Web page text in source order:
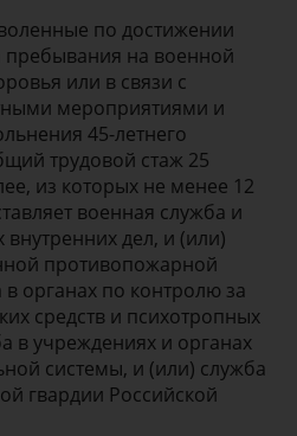
по достижении
пребывания на военной
или в связи с
мероприятиями и
45-летнего
трудовой стаж 25
из которых не менее 12
военная служба и
внутренних дел, и (или)
противопожарной
органах по контролю за
средств и психотропных
в учреждениях и органах
системы, и (или) служба
гвардии Российской